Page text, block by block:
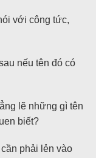
với công tức,
nếu tên đó có
lẽ những gì tên
biết?
phải lẻn vào